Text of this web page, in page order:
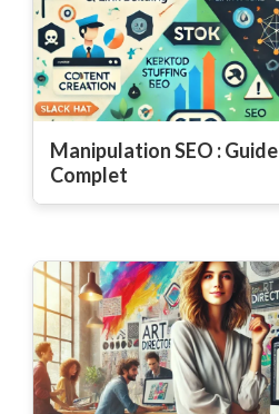
Manipulation SEO : Guide
Complet